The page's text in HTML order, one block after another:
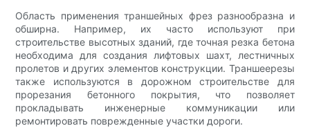
Область применения траншейных фрез разнообразна и
обширна. Например, их часто используют при
строительстве высотных зданий, где точная резка бетона
необходима для создания лифтовых шахт, лестничных
пролетов и других элементов конструкции. Траншеерезы
также используются в дорожном строительстве для
прорезания бетонного покрытия, что позволяет
прокладывать инженерные коммуникации или
ремонтировать поврежденные участки дороги.